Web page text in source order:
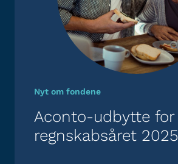
Nyt om fondene
Aconto-udbytte for
regnskabsåret 2025